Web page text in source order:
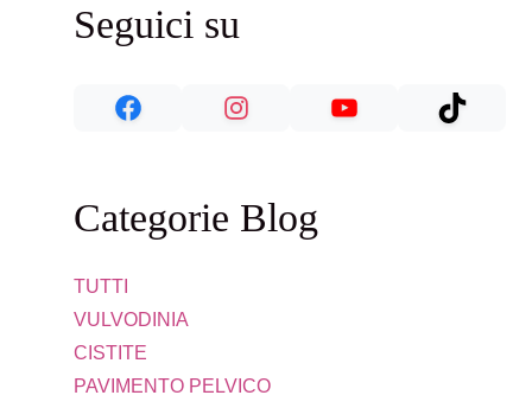
Seguici su
Categorie Blog
TUTTI
VULVODINIA
CISTITE
PAVIMENTO PELVICO